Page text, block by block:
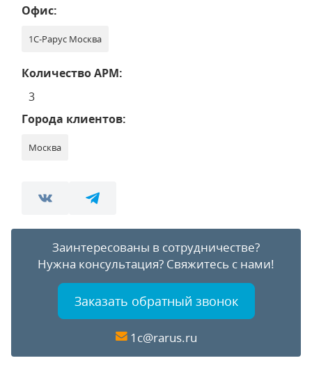
Офис:
1С-Рарус Москва
Количество АРМ:
3
Города клиентов:
Москва
Заинтересованы в сотрудничестве?
Нужна консультация? Свяжитесь с нами!
Заказать обратный звонок
1c@rarus.ru